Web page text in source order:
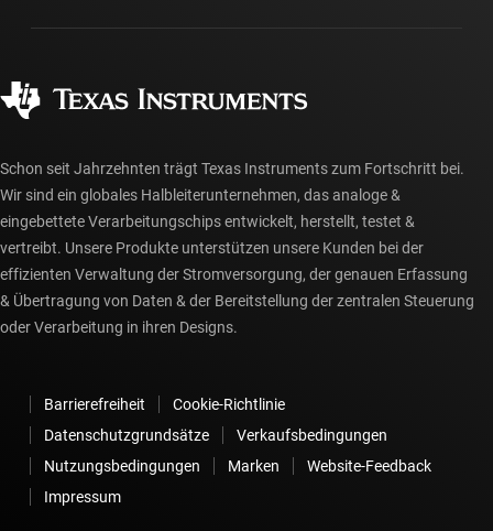
Fertigung
myTI-Konto FAQs
Häufig gestellte Fragen zu Bestellungen
Schon seit Jahrzehnten trägt Texas Instruments zum Fortschritt bei.
Wir sind ein globales Halbleiterunternehmen, das analoge &
eingebettete Verarbeitungschips entwickelt, herstellt, testet &
vertreibt. Unsere Produkte unterstützen unsere Kunden bei der
effizienten Verwaltung der Stromversorgung, der genauen Erfassung
& Übertragung von Daten & der Bereitstellung der zentralen Steuerung
oder Verarbeitung in ihren Designs.
Barrierefreiheit
Cookie-Richtlinie
Datenschutzgrundsätze
Verkaufsbedingungen
Nutzungsbedingungen
Marken
Website-Feedback
Impressum